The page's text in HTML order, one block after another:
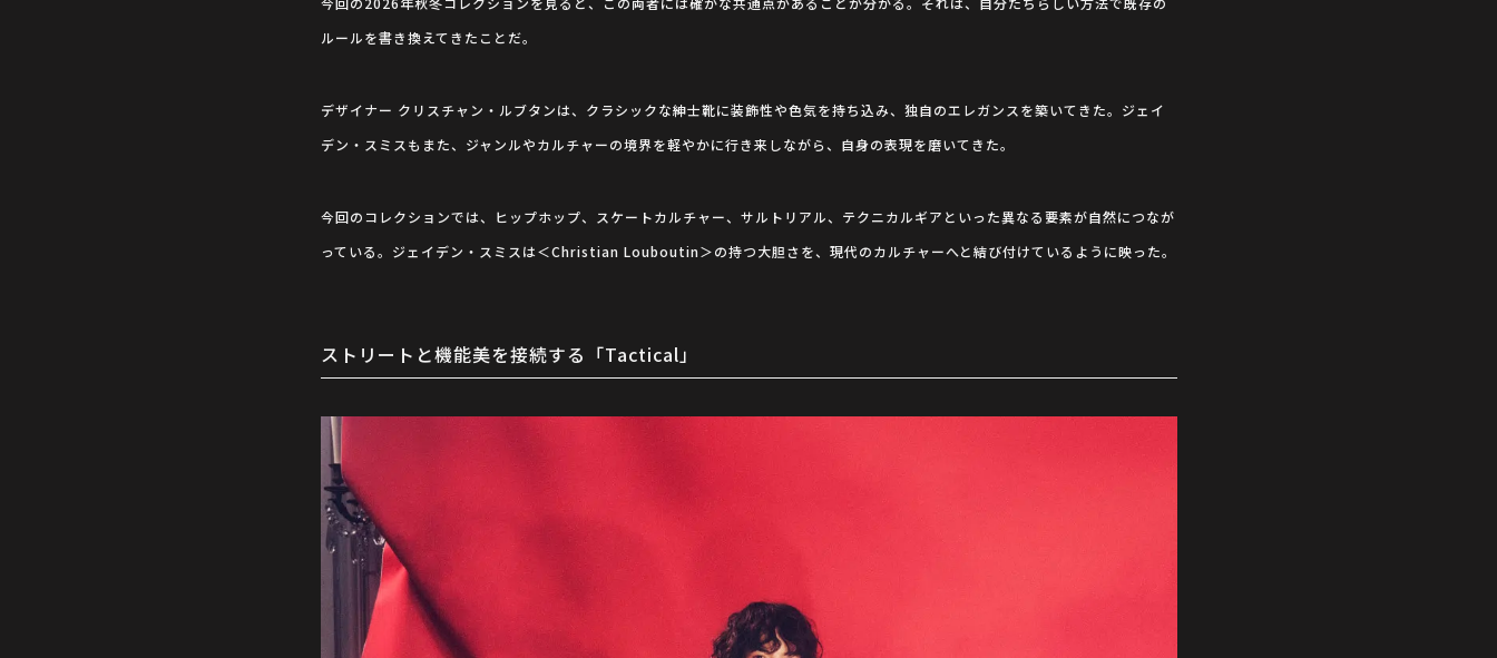
ルールを書き換えてきたことだ。
デザイナー クリスチャン・ルブタンは、クラシックな紳士靴に装飾性や色気を持ち込み、独自のエレガンスを築いてきた。ジェイ
デン・スミスもまた、ジャンルやカルチャーの境界を軽やかに行き来しながら、自身の表現を磨いてきた。
今回のコレクションでは、ヒップホップ、スケートカルチャー、サルトリアル、テクニカルギアといった異なる要素が自然につなが
っている。ジェイデン・スミスは＜Christian Louboutin＞の持つ大胆さを、現代のカルチャーへと結び付けているように映った。
ストリートと機能美を接続する「Tactical」